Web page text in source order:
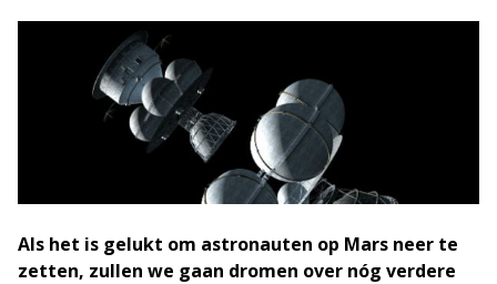
Als het is gelukt om astronauten op Mars neer te
zetten, zullen we gaan dromen over nóg verdere